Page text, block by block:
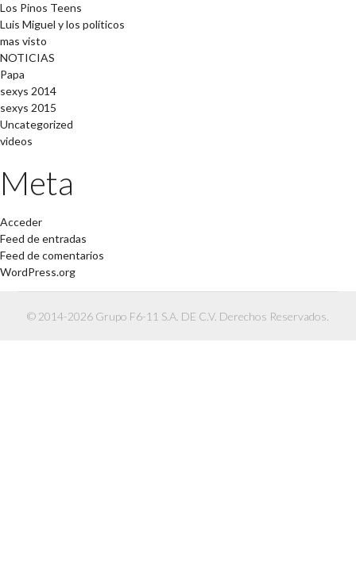
Los Pinos Teens
Luis Miguel y los políticos
mas visto
NOTICIAS
Papa
sexys 2014
sexys 2015
Uncategorized
videos
Meta
Acceder
Feed de entradas
Feed de comentarios
WordPress.org
© 2014-2026 Grupo F6-11 S.A. DE C.V. Derechos Reservados.